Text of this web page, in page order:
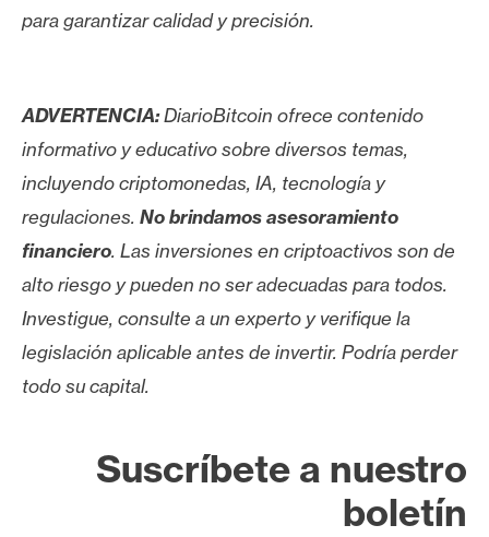
para garantizar calidad y precisión.
ADVERTENCIA:DiarioBitcoin ofrece contenido
informativo y educativo sobre diversos temas,
incluyendo criptomonedas, IA, tecnología y
regulaciones. No brindamos asesoramiento
financiero. Las inversiones en criptoactivos son de
alto riesgo y pueden no ser adecuadas para todos.
Investigue, consulte a un experto y verifique la
legislación aplicable antes de invertir. Podría perder
todo su capital.
Suscríbete a nuestro
boletín